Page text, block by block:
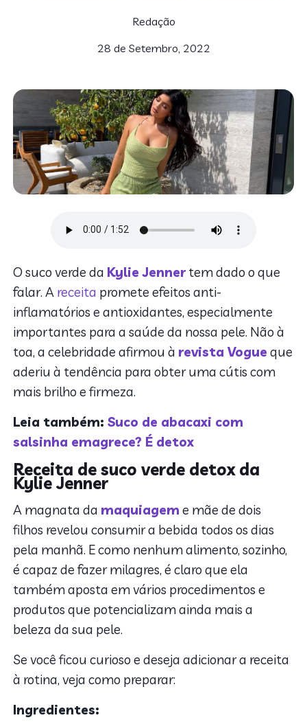
Redação
28 de Setembro, 2022
O suco verde da Kylie Jenner tem dado o que
falar. A receita promete efeitos anti-
inflamatórios e antioxidantes, especialmente
importantes para a saúde da nossa pele. Não à
toa, a celebridade afirmou à revista Vogue que
aderiu à tendência para obter uma cútis com
mais brilho e firmeza.
Leia também:Suco de abacaxi com
salsinha emagrece? É detox
Receita de suco verde detox da
Kylie Jenner
A magnata da maquiagem e mãe de dois
filhos revelou consumir a bebida todos os dias
pela manhã. E como nenhum alimento, sozinho,
é capaz de fazer milagres, é claro que ela
também aposta em vários procedimentos e
produtos que potencializam ainda mais a
beleza da sua pele.
Se você ficou curioso e deseja adicionar a receita
à rotina, veja como preparar:
Ingredientes: